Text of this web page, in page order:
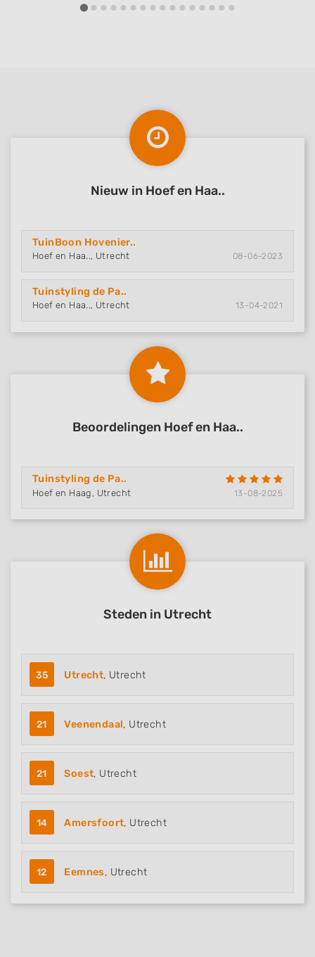
Nieuw in Hoef en Haa..
TuinBoon Hovenier..
Hoef en Haa.., Utrecht 08-06-2023
Tuinstyling de Pa..
Hoef en Haa.., Utrecht 13-04-2021
Beoordelingen Hoef en Haa..
Tuinstyling de Pa..
Hoef en Haag, Utrecht 13-08-2025
Steden in Utrecht
35 Utrecht, Utrecht
21 Veenendaal, Utrecht
21 Soest, Utrecht
14 Amersfoort, Utrecht
12 Eemnes, Utrecht